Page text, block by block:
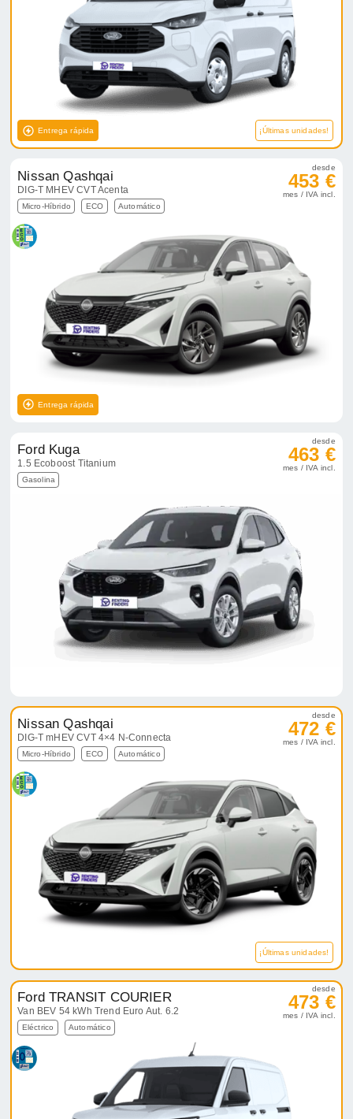
Entrega rápida ¡Últimas unidades!
Nissan Qashqai
DIG-T MHEV CVT Acenta
Micro-Híbrido ECO Automático
desde
453 €
mes / IVA incl.
Entrega rápida
Ford Kuga
1.5 Ecoboost Titanium
Gasolina
desde
463 €
mes / IVA incl.
Nissan Qashqai
DIG-T mHEV CVT 4×4 N-Connecta
Micro-Híbrido ECO Automático
desde
472 €
mes / IVA incl.
¡Últimas unidades!
Ford TRANSIT COURIER
Van BEV 54 kWh Trend Euro Aut. 6.2
Eléctrico Automático
desde
473 €
mes / IVA incl.